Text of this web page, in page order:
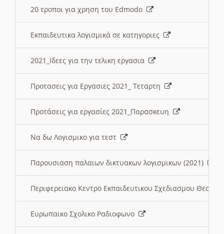
20 τροποι για χρηση του Edmodo
Εκπαιδευτικα λογισμικά σε κατηγοριες
2021_Ιδεες για την τελικη εργασια
Προτασεις για Εργασιες 2021_ Τεταρτη
Προτάσεις για εργασίες 2021_Παρασκευη
Να δω Λογισμικο για τεστ
Παρουσιαση παλαιων δικτυακων λογισμικων (2021)
Περιφερειακο Κεντρο Εκπαιδευτικου Σχεδιασμου
Ευρωπαικο Σχολικο Ραδιοφωνο